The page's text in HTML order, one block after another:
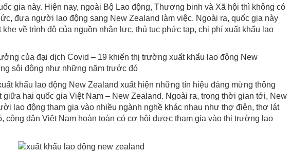
gia này. Hiện nay, ngoài Bộ Lao động, Thương binh và Xã hội thì không có
đưa người lao động sang New Zealand làm việc. Ngoài ra, quốc gia này
về trình độ của nguồn nhân lực, thủ tục phức tạp, chi phí xuất khẩu lao
của đại dịch Covid – 19 khiến thị trường xuất khẩu lao động New
sôi động như những năm trước đó
khẩu lao động New Zealand xuất hiện những tín hiệu đáng mừng thông
hai quốc gia Việt Nam – New Zealand. Ngoài ra, trong thời gian tới, New
lao động tham gia vào nhiều ngành nghề khác nhau như thợ điện, thợ lát
công dân Việt Nam hoàn toàn có cơ hội được tham gia vào thị trường lao